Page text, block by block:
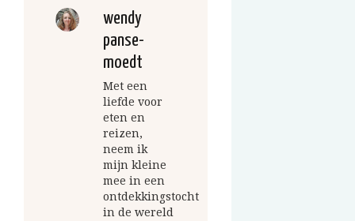
wendy
panse-
moedt
Met een
liefde voor
eten en
reizen,
neem ik
mijn kleine
mee in een
ontdekkingstocht
in de wereld